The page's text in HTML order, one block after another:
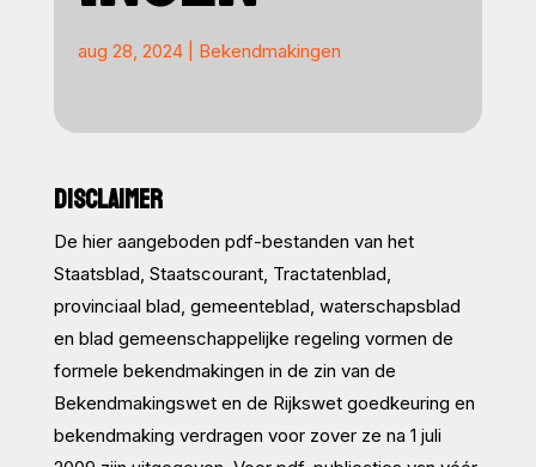
aug 28, 2024| Bekendmakingen
DISCLAIMER
De hier aangeboden pdf-bestanden van het
Staatsblad, Staatscourant, Tractatenblad,
provinciaal blad, gemeenteblad, waterschapsblad
en blad gemeenschappelijke regeling vormen de
formele bekendmakingen in de zin van de
Bekendmakingswet en de Rijkswet goedkeuring en
bekendmaking verdragen voor zover ze na 1 juli